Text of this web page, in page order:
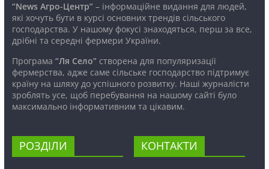
“News Агро-Центр”– інформаційне видання для людей,
які хочуть бути в курсі основних трендів сільського
господарства. У нашому фокусі знаходяться, перш за все,
дрібні та середні фермери України.
Програма “Ля Село”створена для популяризації
фермерства, адже саме сільське господарство підтримує
країну на шляху до успішного розвитку. Наші журналісти
зроблять усе, щоб перебування на нашому сайті було
максимально інформативним та цікавим.
РОЗДІЛИ КОНТАКТИ